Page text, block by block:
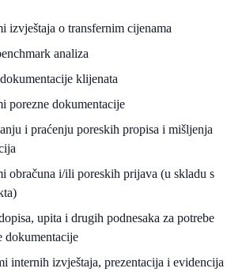
izvještaja o transfernim cijenama
analiza
klijenata
porezne dokumentacije
i praćenju poreskih propisa i mišljenja
obračuna i/ili poreskih prijava (u skladu s
upita i drugih podnesaka za potrebe
dokumentacije
internih izvještaja, prezentacija i evidencija